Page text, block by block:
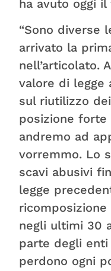
ha avuto oggi il
“Sono diverse
arrivato la
nell’articolato.
valore di legge
sul riutilizzo
posizione forte
andremo ad
vorremmo. Lo
scavi abusivi
legge
negli ultimi 30
parte degli enti
perdono ogni